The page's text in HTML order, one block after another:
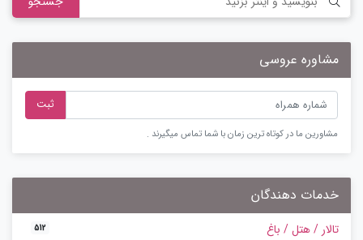
مشاوره عروسی
ثبت
مشاورین ما در کوتاه ترین زمان با شما تماس میگیرند .
خدمات دهندگان
تالار / هتل / باغ 512